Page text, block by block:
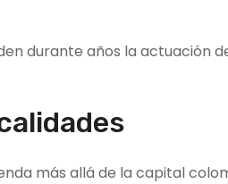
durante años la actuación
más allá de la capital